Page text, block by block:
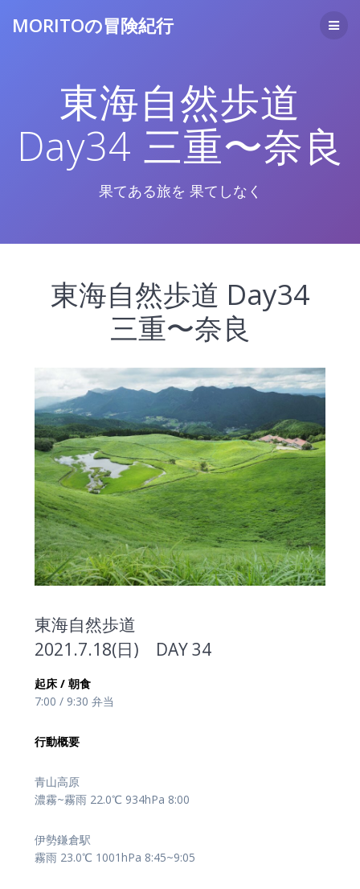
へ
ス
キ
ッ
プ
MORITOの冒険紀行
東海自然歩道
Day34 三重〜奈良
果てある旅を 果てしなく
東海自然歩道 Day34
三重〜奈良
東海自然歩道
2021.7.18(日) DAY 34
起床 / 朝食
7:00 / 9:30 弁当
行動概要
青山高原
濃霧~霧雨 22.0℃ 934hPa 8:00
伊勢鎌倉駅
霧雨 23.0℃ 1001hPa 8:45~9:05